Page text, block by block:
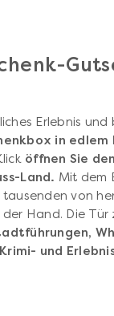
Erlebnis
in edlem
öffnen Sie
Land. Mit dem
von
Hand. Die Tür
und